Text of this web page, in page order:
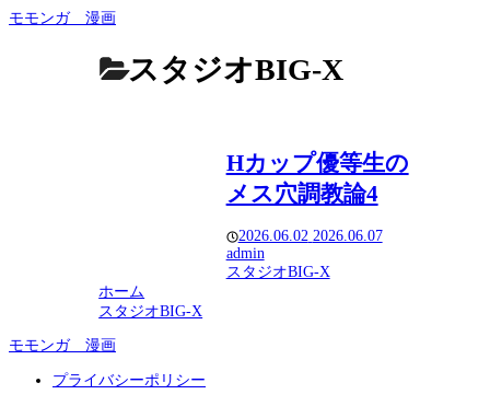
モモンガ 漫画
スタジオBIG-X
Hカップ優等生の
メス穴調教論4
2026.06.02 2026.06.07
admin
スタジオBIG-X
ホーム
スタジオBIG-X
モモンガ 漫画
プライバシーポリシー